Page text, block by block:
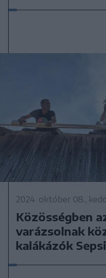
2024. október 08., kedd
Közösségben
varázsolnak
kalákázók